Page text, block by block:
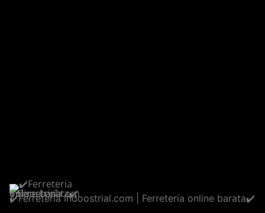
✔️Ferreteria Indoostrial.com | Ferretería online barata✔️